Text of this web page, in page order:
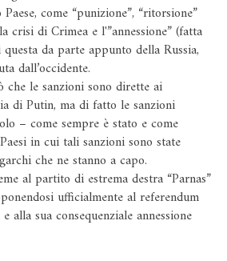
come “punizione”, “ritorsione”
di Crimea e l'”annessione” (fatta
da parte appunto della Russia,
dall’occidente.
che le sanzioni sono dirette ai
di Putin, ma di fatto le sanzioni
– come sempre è stato e come
in cui tali sanzioni sono state
che ne stanno a capo.
al partito di estrema destra “Parnas”
ufficialmente al referendum
alla sua consequenziale annessione